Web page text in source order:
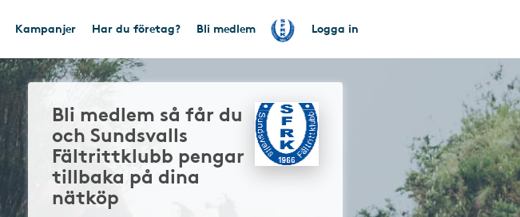
Kampanjer Har du företag? Bli medlem Logga in
Bli medlem så får du
och Sundsvalls
Fältrittklubb pengar
tillbaka på dina
nätköp